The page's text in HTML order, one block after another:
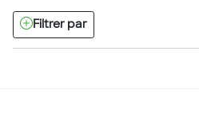
Filtrer par